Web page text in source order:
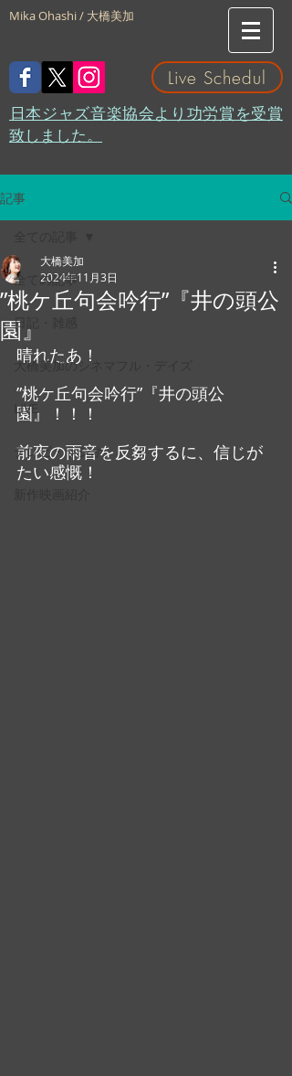
Mika Ohashi / 大橋美加
Live Schedul
​日本ジャズ音楽協会より功労賞を受賞
致しました。
記事
全ての記事
日記・雑感
大橋美加のシネマフル・デイズ
LIVE
テレビ・ラジオ
”桃ケ丘句会吟行”『井の頭公
園』
大橋美加
2024年11月3日
晴れたあ！
”桃ケ丘句会吟行”『井の頭公
園』！！！
前夜の雨音を反芻するに、信じが
たい感慨！